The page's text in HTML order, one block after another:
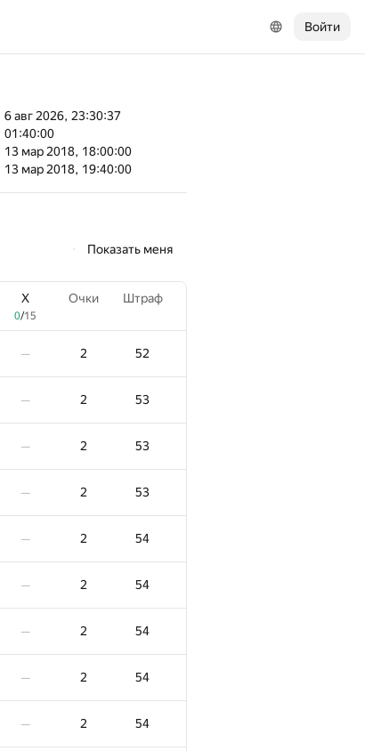
Войти
6 авг 2026, 23:30:37
01:40:00
13 мар 2018, 18:00:00
13 мар 2018, 19:40:00
Показать меня
X
0/15
Очки Штраф
— 2 52
— 2 53
— 2 53
— 2 53
— 2 54
— 2 54
— 2 54
— 2 54
— 2 54